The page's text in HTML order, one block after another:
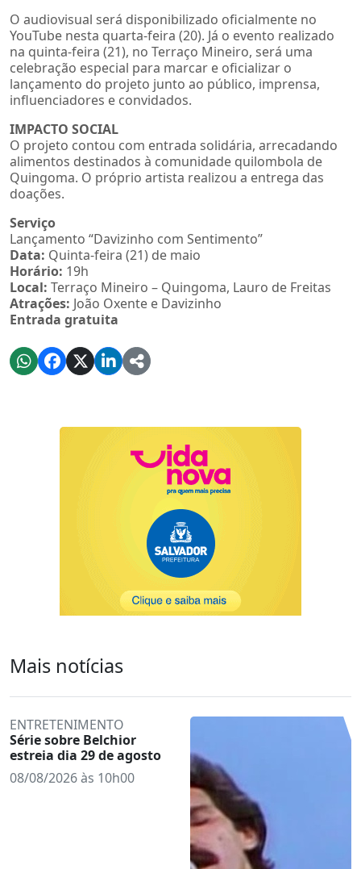
O audiovisual será disponibilizado oficialmente no
YouTube nesta quarta-feira (20). Já o evento realizado
na quinta-feira (21), no Terraço Mineiro, será uma
celebração especial para marcar e oficializar o
lançamento do projeto junto ao público, imprensa,
influenciadores e convidados.
IMPACTO SOCIAL
O projeto contou com entrada solidária, arrecadando
alimentos destinados à comunidade quilombola de
Quingoma. O próprio artista realizou a entrega das
doações.
Serviço
Lançamento “Davizinho com Sentimento”
Data: Quinta-feira (21) de maio
Horário: 19h
Local: Terraço Mineiro – Quingoma, Lauro de Freitas
Atrações: João Oxente e Davizinho
Entrada gratuita
Mais notícias
ENTRETENIMENTO
Série sobre Belchior
estreia dia 29 de agosto
08/08/2026 às 10h00